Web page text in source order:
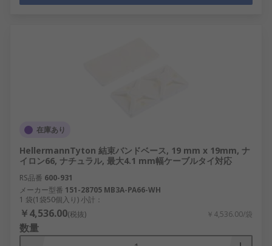
在庫あり
HellermannTyton 結束バンドベース, 19 mm x 19mm, ナ
イロン66, ナチュラル, 最大4.1 mm幅ケーブルタイ対応
RS品番 600-931
メーカー型番 151-28705 MB3A-PA66-WH
1 袋(1袋50個入り) 小計：
￥4,536.00(税抜) ￥4,536.00/袋
数量